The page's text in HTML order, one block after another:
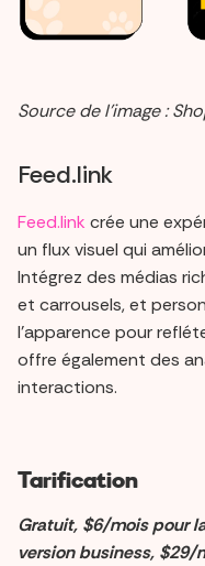
Source de l’image :
Feed.link
Feed.link crée une
un flux visuel qui
Intégrez des médias
et carrousels, et
l'apparence pour
offre également des
interactions.
Tarification
Gratuit, $6/mois pour
version business, $29/